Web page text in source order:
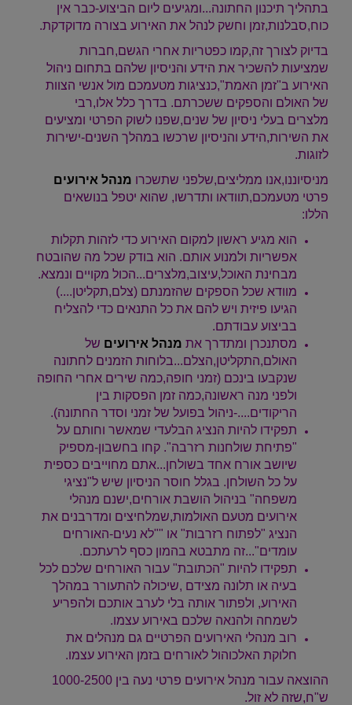
בתהליך תיכנון החתונה...ומגיעים ליום הביצוע-כבר אין
כוח,סבלנות,זמן וחשק לנהל את האירוע בצורה מדוקדקת.
בדיוק לצורך זה,קמו כפטריות אחרי הגשם,חברות
שמציעות להשכיר את הידע והניסיון שלהם בתחום ניהול
האירוע ב"זמן האמת",כנציגות מטעמכם מול אנשי הצוות
של האולם והספקים ששכרתם. בדרך כלל אלו,רבי
מלצרים בעלי ניסיון של שנים,שפנו לשוק הפרטי ומציעים
את השירות,הידע והניסיון שרכשו במהלך השנים-ישירות
לזוגות.
מניסיוננו,אנו ממליצים,שלפני שתשכרו מנהל אירועים
פרטי מטעמכם,תוודאו ותדרשו, שהוא יטפל בנושאים
הללו:
הוא מגיע ראשון למקום האירוע כדי לזהות תקלות
אפשריות ולמנוע אותם. הוא בודק שכל מה שהובטח
מבחינת האוכל,עיצוב,מלצרים...הכול מקויים ונמצא.
מוודא שכל הספקים שהזמנתם (צלם,תקליטן....)
הגיעו פיזית ויש להם את כל התנאים כדי להצליח
בביצוע עבודתם.
מסתנכרן ומתדרך את מנהל אירועים של
האולם,התקליטן,הצלם...בלוחות הזמנים לחתונה
שנקבעו בינכם (זמני חופה,כמה שירים אחרי החופה
ולפני מנה ראשונה,כמה זמן הפסקות בין
הריקודים....-ניהול בפועל של זמני וסדר החתונה).
תפקידו להיות הנציג הבלעדי שמאשר וחותם על
"פתיחת שולחנות רזרבה". קחו בחשבון-מספיק
שיושב אורח אחד בשולחן...אתם מחוייבים כספית
על כל השולחן. בגלל חוסר הניסיון שיש ל"נציגי
משפחה" בניהול הושבת אורחים,ישנם מנהלי
אירועים מטעם האולמות,שמלחיצים ומדרבנים את
הנציג "לפתוח רזרבות" או ""לא נעים-האורחים
עומדים"...זה מתבטא בהמון כסף לרעתכם.
תפקידו להיות "הכתובת" עבור האורחים שלכם לכל
בעיה או תלונה מצידם ,שיכולה להתעורר במהלך
האירוע, ולפתור אותה בלי לערב אותכם ולהפריע
לשמחה ולהנאה שלכם באירוע עצמו.
רוב מנהלי האירועים הפרטיים גם מנהלים את
חלוקת האלכוהול לאורחים בזמן האירוע עצמו.
ההוצאה עבור מנהל אירועים פרטי נעה בין 1000-2500
ש"ח,שזה לא זול.